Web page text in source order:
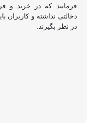
فرمایید که در خرید و
دخالتی نداشته و کاربران
در نظر بگیرند.